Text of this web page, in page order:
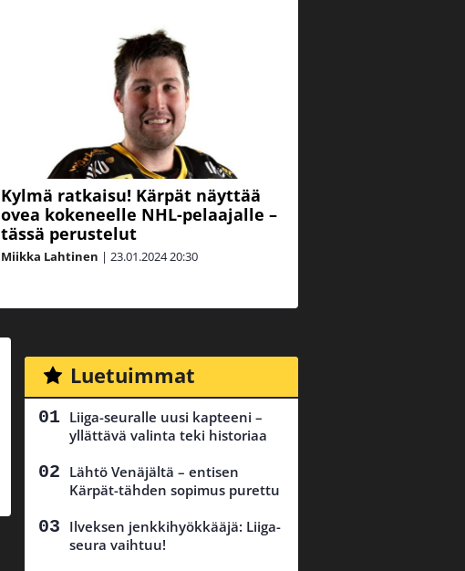
Kylmä ratkaisu! Kärpät näyttää
ovea kokeneelle NHL-pelaajalle –
tässä perustelut
Miikka Lahtinen | 23.01.202420:30
Luetuimmat
Liiga-seuralle uusi kapteeni –
yllättävä valinta teki historiaa
Lähtö Venäjältä – entisen
Kärpät-tähden sopimus purettu
Ilveksen jenkkihyökkääjä: Liiga-
seura vaihtuu!